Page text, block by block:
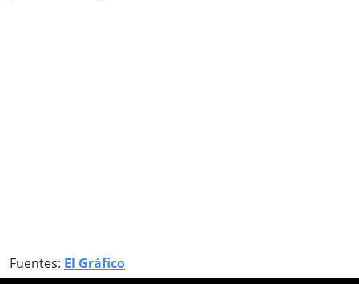
Fuentes: El Gráfico